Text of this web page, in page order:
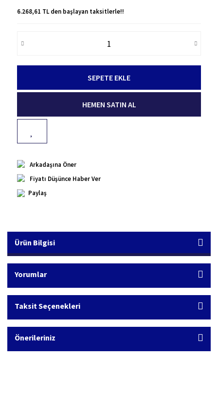
6.268,61 TL den başlayan taksitlerle!!
SEPETE EKLE
HEMEN SATIN AL
Arkadaşına Öner
Fiyatı Düşünce Haber Ver
Paylaş
Ürün Bilgisi
Yorumlar
Taksit Seçenekleri
Önerileriniz